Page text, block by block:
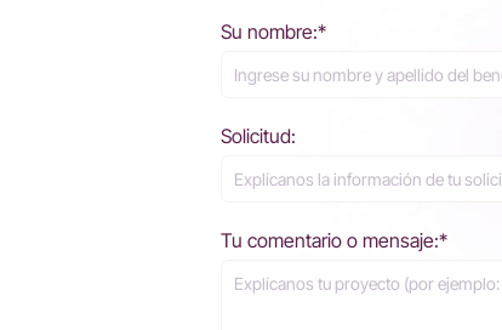
Su nombre:*
Solicitud:
Tu comentario o mensaje:*